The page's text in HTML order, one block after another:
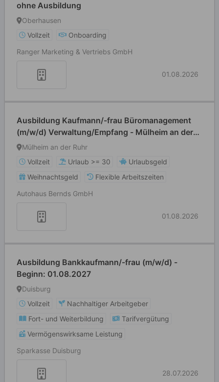
ohne Ausbildung
Oberhausen
Vollzeit
Onboarding
Ranger Marketing & Vertriebs GmbH
01.08.2026
Ausbildung Kaufmann/-frau Büromanagement
(m/w/d) Verwaltung/Empfang - Mülheim an der
Ruhr
Mülheim an der Ruhr
Vollzeit
Urlaub >= 30
Urlaubsgeld
Weihnachtsgeld
Flexible Arbeitszeiten
Autohaus Bernds GmbH
01.08.2026
Ausbildung Bankkaufmann/-frau (m/w/d) -
Beginn: 01.08.2027
Duisburg
Vollzeit
Nachhaltiger Arbeitgeber
Fort- und Weiterbildung
Tarifvergütung
Vermögenswirksame Leistung
Sparkasse Duisburg
28.07.2026